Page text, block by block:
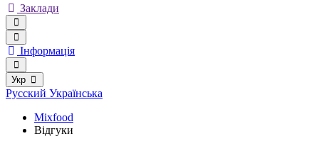
Заклади
Інформація
Укр
Русский Українська
Mixfood
Відгуки